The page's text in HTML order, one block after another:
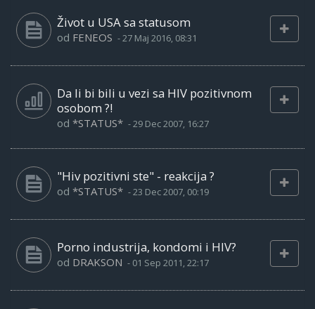
Život u USA sa statusom
od FENEOS -27 Maj 2016, 08:31
Da li bi bili u vezi sa HIV pozitivnom
osobom ?!
od *STATUS* -29 Dec 2007, 16:27
"Hiv pozitivni ste" - reakcija ?
od *STATUS* -23 Dec 2007, 00:19
Porno industrija, kondomi i HIV?
od DRAKSON - 01 Sep 2011, 22:17